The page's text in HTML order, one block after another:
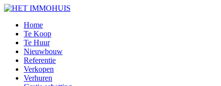
Home
Te Koop
Te Huur
Nieuwbouw
Referentie
Verkopen
Verhuren